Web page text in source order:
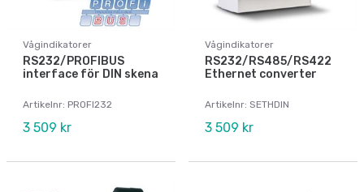
Vågindikatorer
RS232/PROFIBUS
interface för DIN skena
Artikelnr: PROFI232
3 509 kr
Vågindikatorer
RS232/RS485/RS422
Ethernet converter
Artikelnr: SETHDIN
3 509 kr